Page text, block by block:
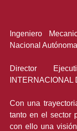
Ingeniero
Nacional
Director
INTERNACIONAL
Con una
tanto en el sector
con ello una